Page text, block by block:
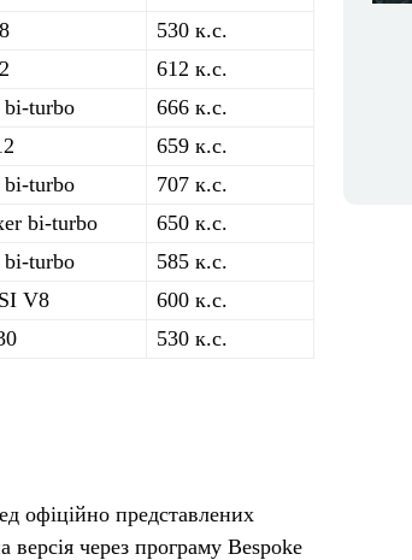
530 к.с.
612 к.с.
turbo
666 к.с.
659 к.с.
turbo
707 к.с.
bi-turbo
650 к.с.
turbo
585 к.с.
V8
600 к.с.
530 к.с.
офіційно представлених
версія через програму Bespoke